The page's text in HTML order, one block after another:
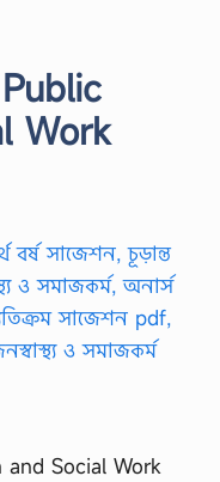
Work
and Social Work